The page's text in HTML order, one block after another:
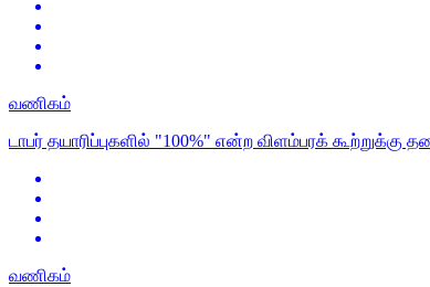
வணிகம்
டாபர் தயாரிப்புகளில் "100%" என்ற விளம்பரக் கூற்றுக்கு
வணிகம்